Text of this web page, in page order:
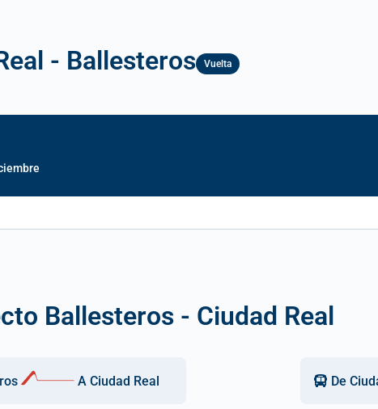
- Ballesteros Vuelta
Ballesteros - Ciudad Real
A Ciudad Real De